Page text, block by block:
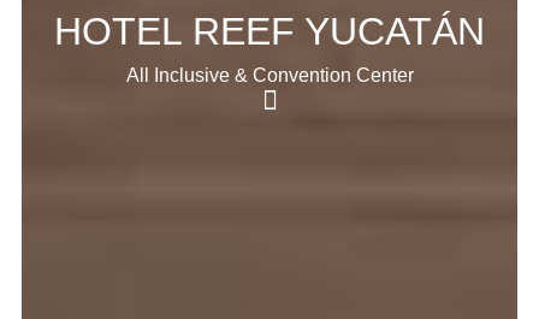
HOTEL REEF YUCATÁN
All Inclusive & Convention Center